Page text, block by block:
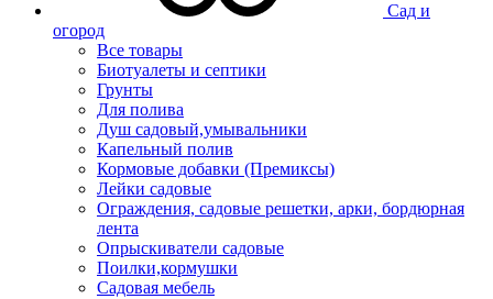
Сад и
огород
Все товары
Биотуалеты и септики
Грунты
Для полива
Душ садовый,умывальники
Капельный полив
Кормовые добавки (Премиксы)
Лейки садовые
Ограждения, садовые решетки, арки, бордюрная
лента
Опрыскиватели садовые
Поилки,кормушки
Садовая мебель